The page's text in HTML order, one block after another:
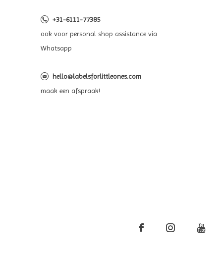
+31-6111-77385
ook voor personal shop assistance via
Whatsapp
hello@labelsforlittleones.com
maak een afspraak!